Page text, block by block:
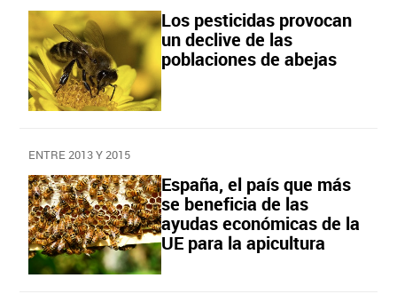
Los pesticidas provocan
un declive de las
poblaciones de abejas
ENTRE 2013 Y 2015
España, el país que más
se beneficia de las
ayudas económicas de la
UE para la apicultura